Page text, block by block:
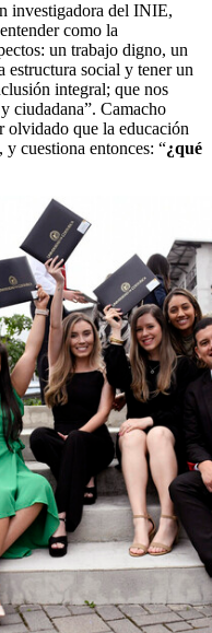
investigadora del INIE,
como la
un trabajo digno, un
estructura social y tener un
integral; que nos
ciudadana”. Camacho
olvidado que la educación
cuestiona entonces: “¿qué